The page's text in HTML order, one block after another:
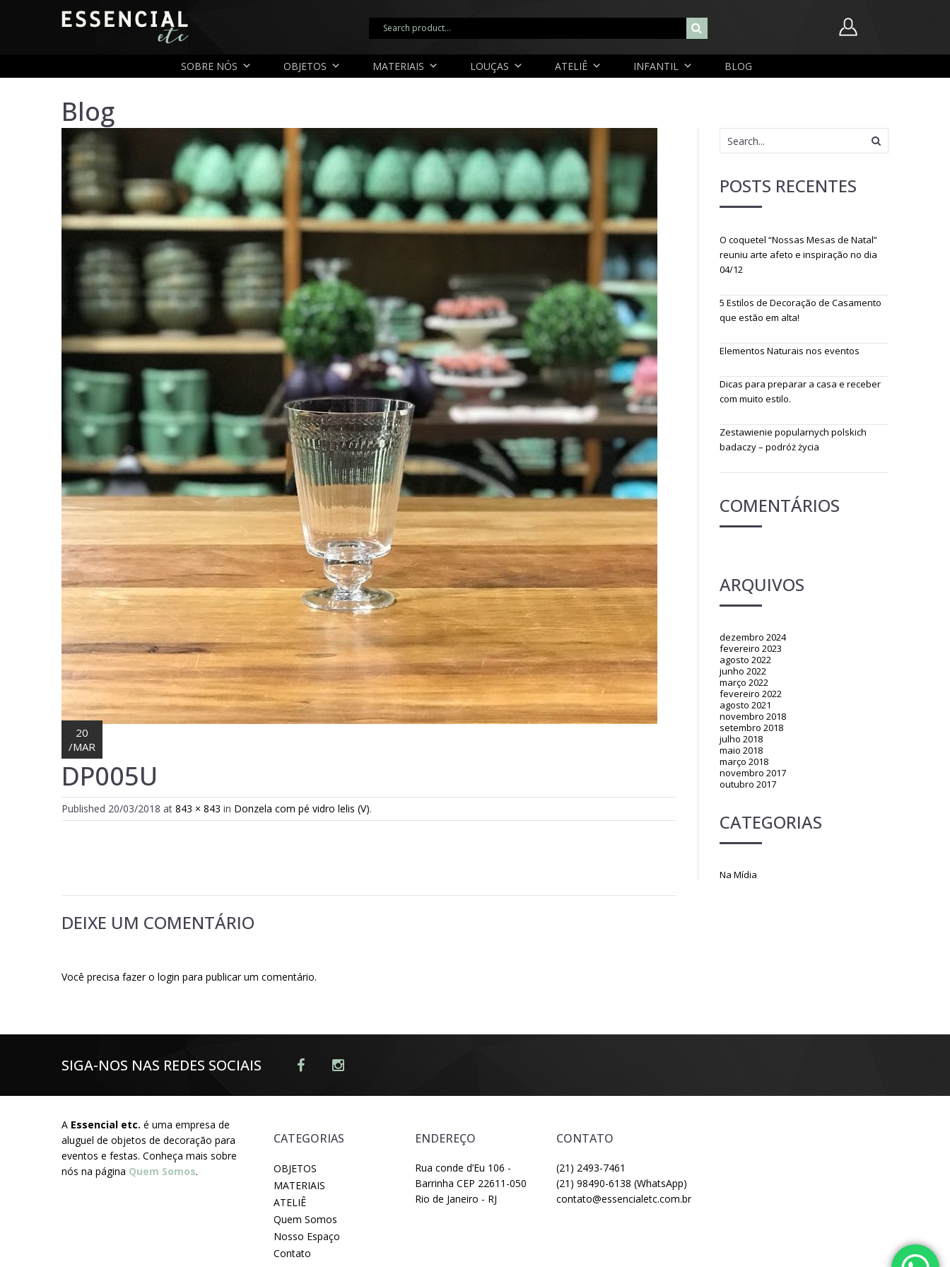
Nome de usuário ou endereço de e-mail
Senha
Lembrar-me
Lost Password
Cadastrar Conta
SOBRE NÓS OBJETOS MATERIAIS LOUÇAS ATELIÊ INFANTIL BLOG
Blog
20
/MAR
DP005U
Published 20/03/2018 at 843 × 843 in Donzela com pé vidro lelis (V).
DEIXE UM COMENTÁRIO
Você precisa fazer o login para publicar um comentário.
POSTS RECENTES
O coquetel “Nossas Mesas de Natal”
reuniu arte afeto e inspiração no dia
04/12
5 Estilos de Decoração de Casamento
que estão em alta!
Elementos Naturais nos eventos
Dicas para preparar a casa e receber
com muito estilo.
Zestawienie popularnych polskich
badaczy – podróż życia
COMENTÁRIOS
ARQUIVOS
dezembro 2024
fevereiro 2023
agosto 2022
junho 2022
março 2022
fevereiro 2022
agosto 2021
novembro 2018
setembro 2018
julho 2018
maio 2018
março 2018
novembro 2017
outubro 2017
CATEGORIAS
Na Mídia
SIGA-NOS NAS REDES SOCIAIS
A Essencial etc. é uma empresa de
aluguel de objetos de decoração para
eventos e festas. Conheça mais sobre
nós na página Quem Somos.
CATEGORIAS
OBJETOS
MATERIAIS
ATELIÊ
Quem Somos
Nosso Espaço
Contato
ENDEREÇO
Rua conde d’Eu 106 -
Barrinha CEP 22611-050
Rio de Janeiro - RJ
CONTATO
(21) 2493-7461
(21) 98490-6138 (WhatsApp)
contato@essencialetc.com.br